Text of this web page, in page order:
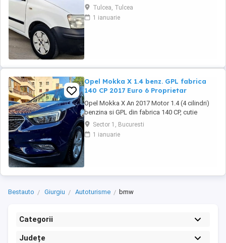
electrice - Oglinzile reglabile - Sistem ftanare
ABS - Airbaguri frontale - Radio CD cu MP3 -
Anvelope de iarna M+S - Portbagaj foarte
Tulcea, Tulcea
1 ianuarie
Opel Mokka X 1.4 benz. GPL fabrica
140 CP 2017 Euro 6 Proprietar
Opel Mokka X An 2017 Motor 1.4 (4 cilindri)
benzina si GPL din fabrica 140 CP, cutie
manuala 6 trepte, distributie lant, Rulaj
182.550 km reali, certificati, carte service
completa, adusa in decembrie 2021 din
Sector 1, Bucuresti
1 ianuarie
Bestauto Giurgiu Autoturisme bmw
Categorii
Județe